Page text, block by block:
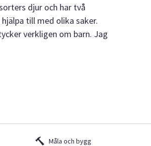
djur och har två
till med olika saker.
verkligen om barn. Jag
Måla och bygg